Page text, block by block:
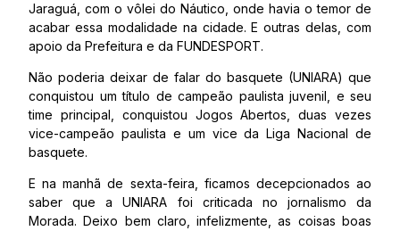
Jaraguá, com o vôlei do Náutico, onde havia o temor de
acabar essa modalidade na cidade. E outras delas, com
apoio da Prefeitura e da FUNDESPORT.
Não poderia deixar de falar do basquete (UNIARA) que
conquistou um título de campeão paulista juvenil, e seu
time principal, conquistou Jogos Abertos, duas vezes
vice-campeão paulista e um vice da Liga Nacional de
basquete.
E na manhã de sexta-feira, ficamos decepcionados ao
saber que a UNIARA foi criticada no jornalismo da
Morada. Deixo bem claro, infelizmente, as coisas boas